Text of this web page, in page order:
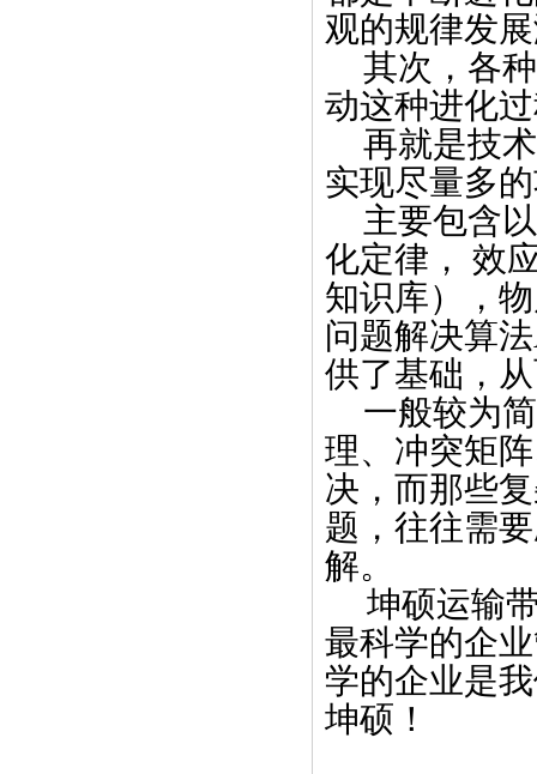
观的规律发
其次，各
动这种进化
再就是技
实现尽量多
主要包含
化定律， 效
知识库），
问题解决算法
供了基础，
一般较为
理、冲突矩
决，而那些
题，往往需
解。
坤硕运输带
最科学的企
学的企业是
坤硕！